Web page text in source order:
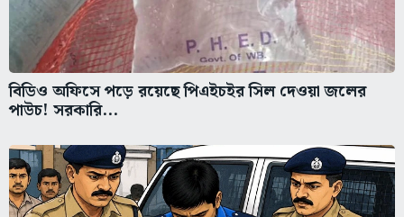
বিডিও অফিসে পড়ে রয়েছে পিএইচইর সিল দেওয়া জলের
পাউচ! সরকারি...